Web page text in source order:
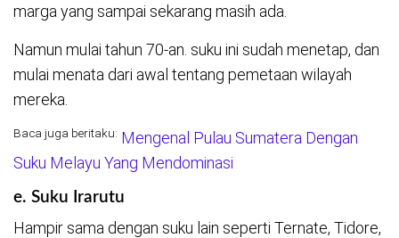
marga yang sampai sekarang masih ada.
Namun mulai tahun 70-an. suku ini sudah menetap, dan
mulai menata dari awal tentang pemetaan wilayah
mereka.
Baca juga beritaku: Mengenal Pulau Sumatera Dengan
Suku Melayu Yang Mendominasi
e. Suku Irarutu
Hampir sama dengan suku lain seperti Ternate, Tidore,